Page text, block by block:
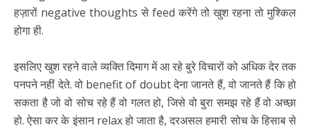
हज़ारों negative thoughts से feed करेंगे तो खुश रहना तो मुश्किल
होगा ही.
इसलिए खुश रहने वाले व्यक्ति दिमाग में आ रहे बुरे विचारों को अधिक देर तक
पनपने नहीं देते. वो benefit of doubt देना जानते हैं, वो जानते हैं कि हो
सकता है जो वो सोच रहे हैं वो गलत हो, जिसे वो बुरा समझ रहे हैं वो अच्छा
हो. ऐसा कर के इंसान relax हो जाता है, दरअसल हमारी सोच के हिसाब से